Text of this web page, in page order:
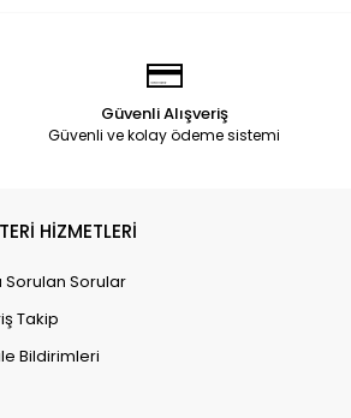
Güvenli Alışveriş
Güvenli ve kolay ödeme sistemi
HİZMETLERİ
Sorulan Sorular
Takip
Bildirimleri